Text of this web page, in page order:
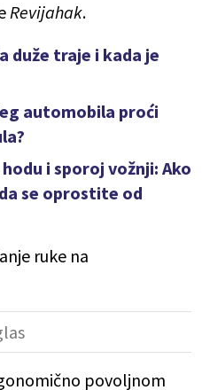
Revijahak.
duže traje i kada je
automobila proći
i sporoj vožnji: Ako
se oprostite od
ruke na
povoljnom